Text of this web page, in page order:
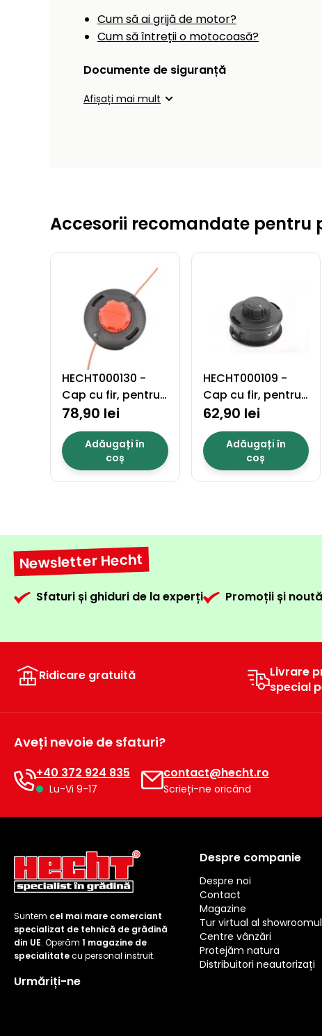
Cum să ai grijă de motor?
Cum să întreții o motocoasă?
Documente de siguranță
Afișați mai mult
Accesorii recomandate pentru
HECHT000130 -
Cap cu fir, pentru
motocoase
78,90 lei
Adăugați în
coș
HECHT000109 -
Cap cu fir, pentru
motocoase
62,90 lei
Adăugați în
coș
Newsletter Hecht
Sfaturi și ghiduri de la experți Promoții și
Ridicare gratuită
Livrare
special
Aveți nevoie de sfaturi?
+40 372 924 835
Lu-Vi 9-17
contact@hecht.ro
Scrieți-ne oricând
Suntem cel mai mare comerciant
specializat de tehnică de grădină
din UE. Operăm 1 magazine de
specialitatecu personal instruit.
Urmăriți-ne
Despre companie
Despre noi
Contact
Magazine
Tur virtual al
Centre vânzări
Protejăm natura
Distribuitori neautorizați